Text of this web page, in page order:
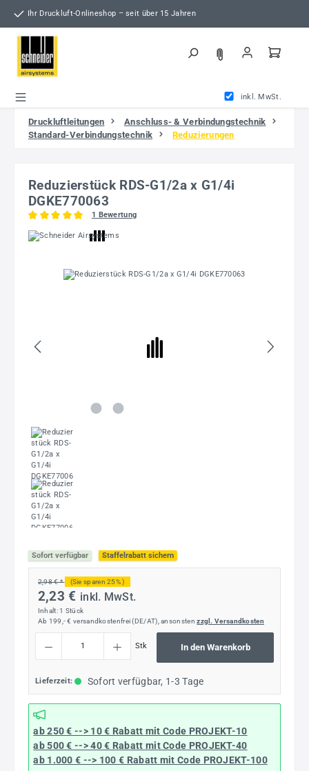
Zum Hauptinhalt springen
Ihr Druckluft-Onlineshop – seit über 15 Jahren
inkl. MwSt.
Druckluftleitungen
Anschluss- & Verbindungstechnik
Standard-Verbindungstechnik
Reduzierungen
Reduzierstück RDS-G1/2a x G1/4i
DGKE770063
Durchschnittliche Bewertung von 5 von 5 Sternen
1 Bewertung
Bildergalerie überspringen
Sofort verfügbar Staffelrabatt sichern
2,98 € * (Sie sparen 25% )
2,23 € inkl. MwSt.
Inhalt: 1 Stück
Ab 199,- € versandkostenfrei (DE/AT), ansonstenzzgl. Versandkosten
Stk In den Warenkorb
Lieferzeit: Sofort verfügbar, 1-3 Tage
ab 250 € --> 10 € Rabatt mit Code PROJEKT-10
ab 500 € --> 40 € Rabatt mit Code PROJEKT-40
ab 1.000 € --> 100 € Rabatt mit Code PROJEKT-100